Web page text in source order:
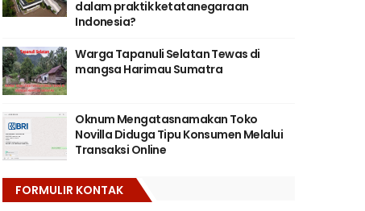
dalam praktik ketatanegaraan
Indonesia?
Warga Tapanuli Selatan Tewas di
mangsa Harimau Sumatra
Oknum Mengatasnamakan Toko
Novilla Diduga Tipu Konsumen Melalui
Transaksi Online
FORMULIR KONTAK